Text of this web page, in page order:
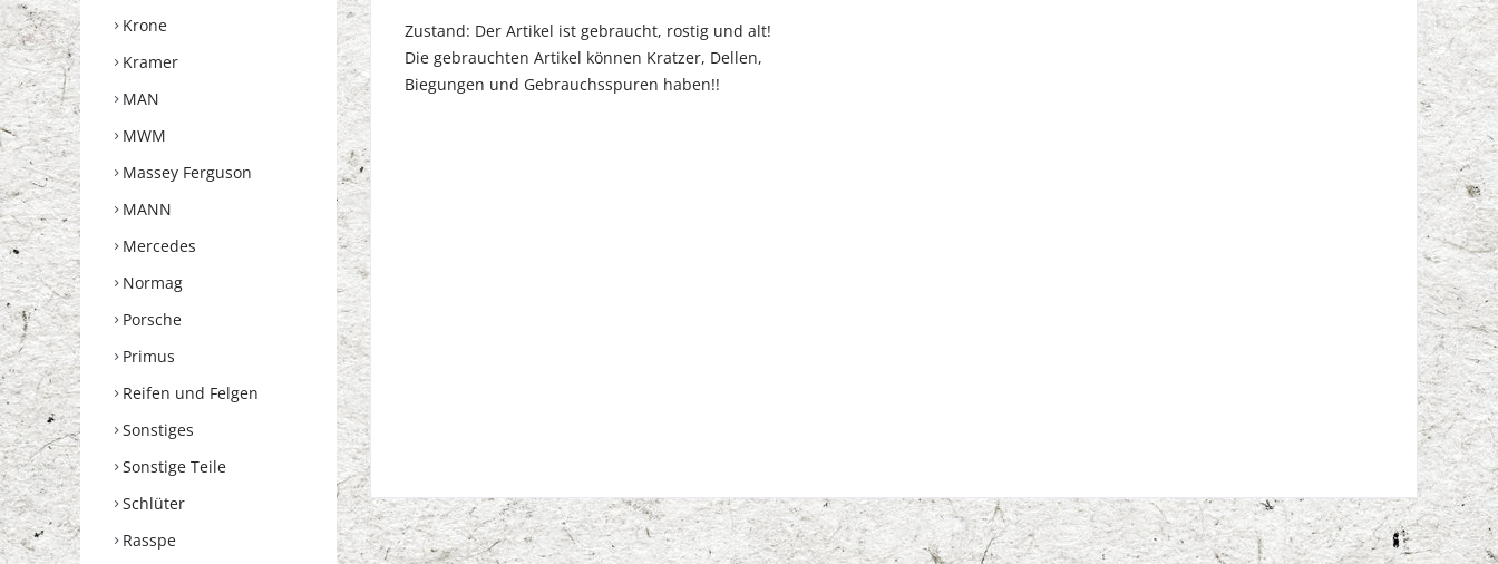
Krone
Kramer
MAN
MWM
Massey Ferguson
MANN
Mercedes
Normag
Porsche
Primus
Reifen und Felgen
Sonstiges
Sonstige Teile
Schlüter
Rasspe
Zustand: Der Artikel ist gebraucht, rostig und alt!
Die gebrauchten Artikel können Kratzer, Dellen,
Biegungen und Gebrauchsspuren haben!!